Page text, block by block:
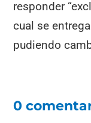
responder
cual se
pudiendo
0